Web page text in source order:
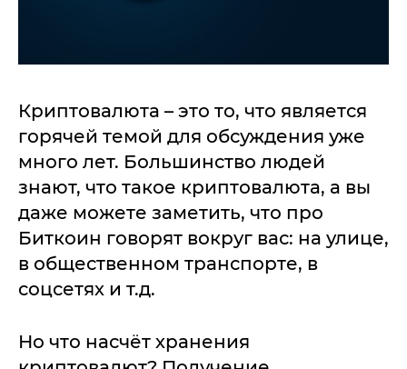
Криптовалюта – это то, что является
горячей темой для обсуждения уже
много лет. Большинство людей
знают, что такое криптовалюта, а вы
даже можете заметить, что про
Биткоин говорят вокруг вас: на улице,
в общественном транспорте, в
соцсетях и т.д.
Но что насчёт хранения